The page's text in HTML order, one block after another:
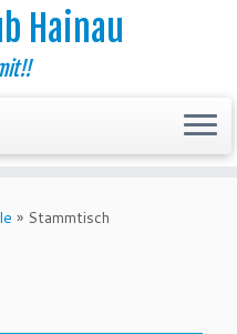
Hainau
» Stammtisch